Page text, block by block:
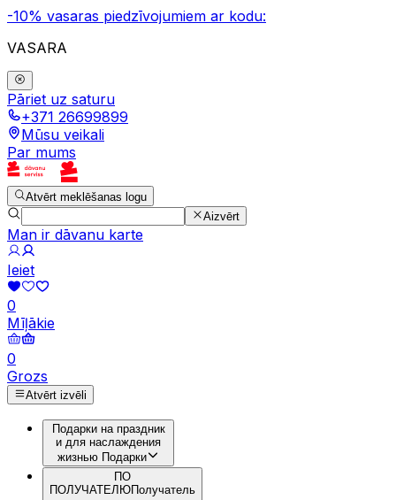
-10% vasaras piedzīvojumiem ar kodu:
VASARA
Pāriet uz saturu
+371 26699899
Mūsu veikali
Par mums
Atvērt meklēšanas logu
Aizvērt
Man ir dāvanu karte
Ieiet
0
Mīļākie
0
Grozs
Atvērt izvēli
Подарки на праздник
и для наслаждения
жизнью Подарки
ПО
ПОЛУЧАТЕЛЮПолучатель